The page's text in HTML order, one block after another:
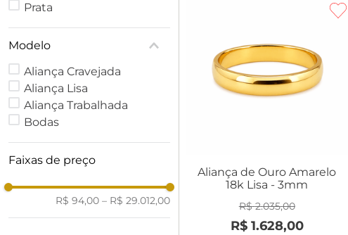
Prata
Modelo
Aliança Cravejada
Aliança Lisa
Aliança Trabalhada
Bodas
Faixas de preço
R$ 94,00 – R$ 29.012,00
Aliança de Ouro Amarelo
18k Lisa - 3mm
R$ 2.035,00
R$ 1.628,00